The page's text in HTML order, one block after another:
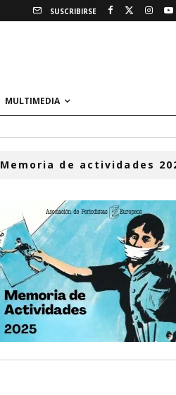
SUSCRIBIRSE
MULTIMEDIA
Memoria de actividades